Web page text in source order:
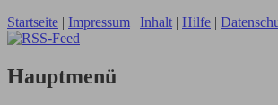
Startseite | Impressum | Inhalt | Hilfe |
Hauptmenü